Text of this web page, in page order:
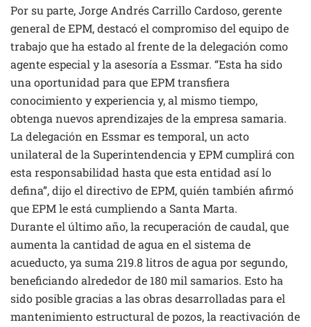
Por su parte, Jorge Andrés Carrillo Cardoso, gerente
general de EPM, destacó el compromiso del equipo de
trabajo que ha estado al frente de la delegación como
agente especial y la asesoría a Essmar. “Esta ha sido
una oportunidad para que EPM transfiera
conocimiento y experiencia y, al mismo tiempo,
obtenga nuevos aprendizajes de la empresa samaria.
La delegación en Essmar es temporal, un acto
unilateral de la Superintendencia y EPM cumplirá con
esta responsabilidad hasta que esta entidad así lo
defina”, dijo el directivo de EPM, quién también afirmó
que EPM le está cumpliendo a Santa Marta.
Durante el último año, la recuperación de caudal, que
aumenta la cantidad de agua en el sistema de
acueducto, ya suma 219.8 litros de agua por segundo,
beneficiando alrededor de 180 mil samarios. Esto ha
sido posible gracias a las obras desarrolladas para el
mantenimiento estructural de pozos, la reactivación de